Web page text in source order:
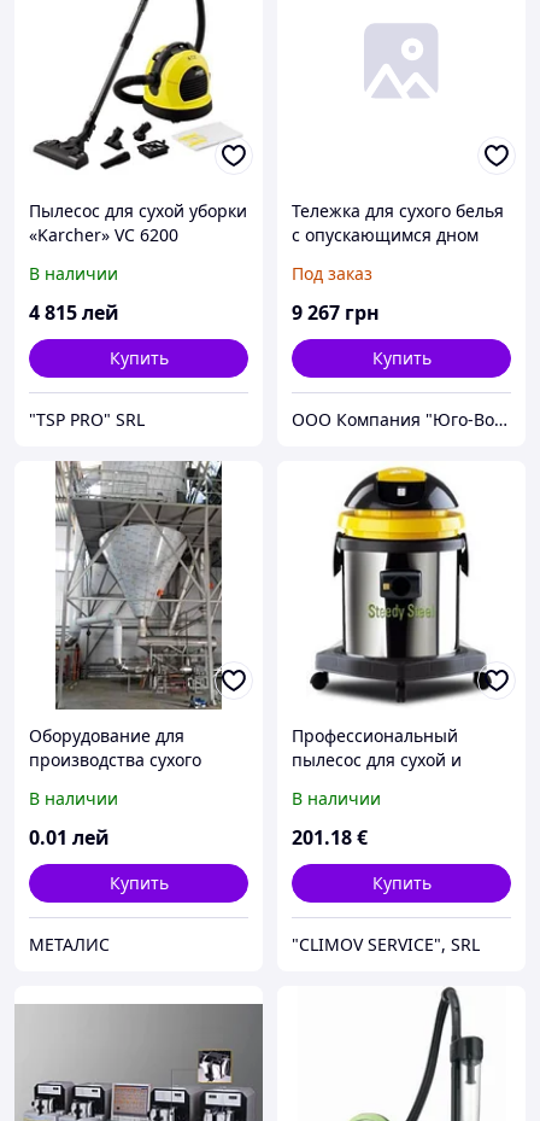
Пылесос для сухой уборки
«Karcher» VC 6200
В наличии
4 815лей
Купить
"TSP PRO" SRL
Тележка для сухого белья
с опускающимся дном
Под заказ
9 267 грн
Купить
ООО Компания "Юго-Восток"
Оборудование для
производства сухого
сушильная установка
промышленная от
В наличии
0.01 лей
Купить
МЕТАЛИС
Профессиональный
пылесос для сухой и
STEEL 515
В наличии
201.18€
Купить
"CLIMOV SERVICE", SRL